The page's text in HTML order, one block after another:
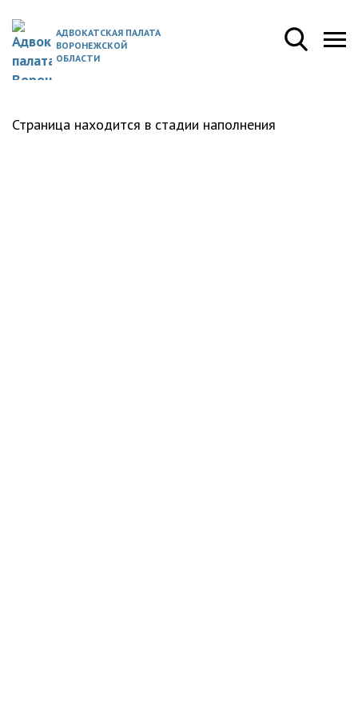
АДВОКАТСКАЯ ПАЛАТА
ВОРОНЕЖСКОЙ
ОБЛАСТИ
Страница находится в стадии наполнения